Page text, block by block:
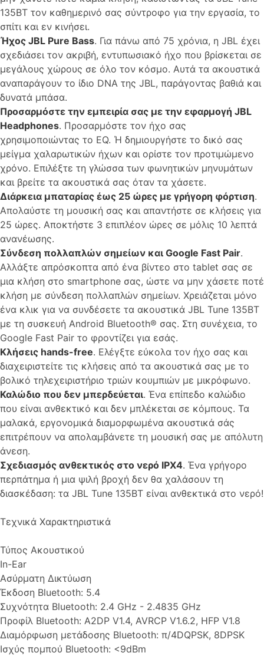
135BT τον καθημερινό σας σύντροφο για την εργασία, το
σπίτι και εν κινήσει.
Ήχος JBL Pure Bass. Για πάνω από 75 χρόνια, η JBL έχει
σχεδιάσει τον ακριβή, εντυπωσιακό ήχο που βρίσκεται σε
μεγάλους χώρους σε όλο τον κόσμο. Αυτά τα ακουστικά
αναπαράγουν το ίδιο DNA της JBL, παράγοντας βαθιά και
δυνατά μπάσα.
Προσαρμόστε την εμπειρία σας με την εφαρμογή JBL
Headphones. Προσαρμόστε τον ήχο σας
χρησιμοποιώντας το EQ. Ή δημιουργήστε το δικό σας
μείγμα χαλαρωτικών ήχων και ορίστε τον προτιμώμενο
χρόνο. Επιλέξτε τη γλώσσα των φωνητικών μηνυμάτων
και βρείτε τα ακουστικά σας όταν τα χάσετε.
Διάρκεια μπαταρίας έως 25 ώρες με γρήγορη φόρτιση.
Απολαύστε τη μουσική σας και απαντήστε σε κλήσεις για
25 ώρες. Αποκτήστε 3 επιπλέον ώρες σε μόλις 10 λεπτά
ανανέωσης.
Σύνδεση πολλαπλών σημείων και Google Fast Pair.
Αλλάξτε απρόσκοπτα από ένα βίντεο στο tablet σας σε
μια κλήση στο smartphone σας, ώστε να μην χάσετε ποτέ
κλήση με σύνδεση πολλαπλών σημείων. Χρειάζεται μόνο
ένα κλικ για να συνδέσετε τα ακουστικά JBL Tune 135BT
με τη συσκευή Android Bluetooth® σας. Στη συνέχεια, το
Google Fast Pair το φροντίζει για εσάς.
Κλήσεις hands-free. Ελέγξτε εύκολα τον ήχο σας και
διαχειριστείτε τις κλήσεις από τα ακουστικά σας με το
βολικό τηλεχειριστήριο τριών κουμπιών με μικρόφωνο.
Καλώδιο που δεν μπερδεύεται. Ένα επίπεδο καλώδιο
που είναι ανθεκτικό και δεν μπλέκεται σε κόμπους. Τα
μαλακά, εργονομικά διαμορφωμένα ακουστικά σάς
επιτρέπουν να απολαμβάνετε τη μουσική σας με απόλυτη
άνεση.
Σχεδιασμός ανθεκτικός στο νερό IPX4. Ένα γρήγορο
περπάτημα ή μια ψιλή βροχή δεν θα χαλάσουν τη
διασκέδαση: τα JBL Tune 135BT είναι ανθεκτικά στο νερό!
Τεχνικά Χαρακτηριστικά
Τύπος Ακουστικού
In-Ear
Ασύρματη Δικτύωση
Έκδοση Bluetooth: 5.4
Συχνότητα Bluetooth: 2.4 GHz - 2.4835 GHz
Προφίλ Bluetooth: A2DP V1.4, AVRCP V1.6.2, HFP V1.8
Διαμόρφωση μετάδοσης Bluetooth: π/4DQPSK, 8DPSK
Ισχύς πομπού Bluetooth: <9dBm